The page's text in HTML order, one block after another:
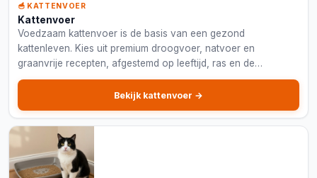
🥣 KATTENVOER
Kattenvoer
Voedzaam kattenvoer is de basis van een gezond
kattenleven. Kies uit premium droogvoer, natvoer en
graanvrije recepten, afgestemd op leeftijd, ras en de
specifieke behoeften van uw kat.
Bekijk kattenvoer →